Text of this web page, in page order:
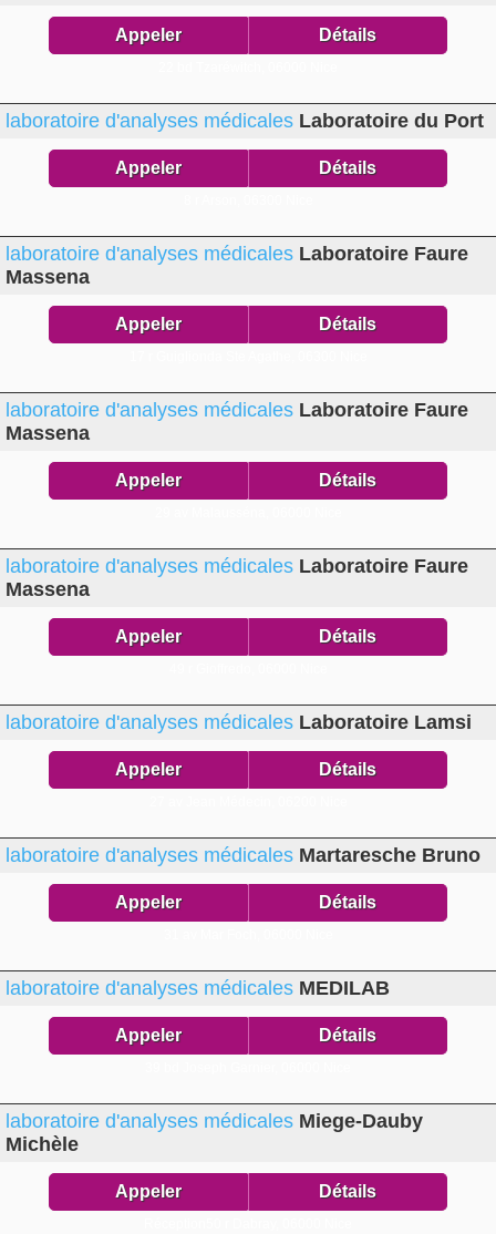
Appeler Détails
laboratoire d'analyses médicales Laboratoire du Port
Appeler Détails
laboratoire d'analyses médicales Laboratoire Faure
Massena
Appeler Détails
laboratoire d'analyses médicales Laboratoire Faure
Massena
Appeler Détails
laboratoire d'analyses médicales Laboratoire Faure
Massena
Appeler Détails
laboratoire d'analyses médicales Laboratoire Lamsi
Appeler Détails
laboratoire d'analyses médicales Martaresche Bruno
Appeler Détails
laboratoire d'analyses médicales MEDILAB
Appeler Détails
laboratoire d'analyses médicales Miege-Dauby
Michèle
Appeler Détails